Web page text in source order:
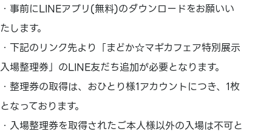
・事前にLINEアプリ(無料)のダウンロードをお願いい
たします。
・下記のリンク先より「まどか☆マギカフェア特別展示
入場整理券」のLINE友だち追加が必要となります。
・整理券の取得は、おひとり様1アカウントにつき、1枚
となっております。
・入場整理券を取得されたご本人様以外の入場は不可と